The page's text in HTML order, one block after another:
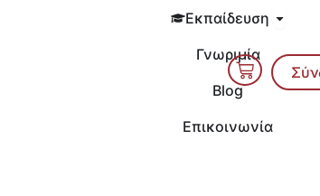
Εκπαίδευση Open
Γνωριμία
Blog
Επικοινωνία
Cart